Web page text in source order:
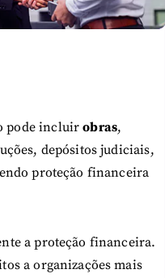
pode incluirobras,
depósitos judiciais,
proteção financeira
a proteção financeira.
a organizações mais